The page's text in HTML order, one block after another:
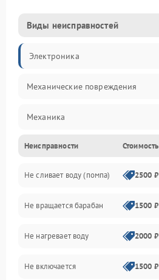
Виды неисправностей
Электроника
Механические повреждения
Механика
Электропитание
Водоснабжение
Слив
Программное обеспечение
Неисправности Стоимость
Не сливает воду (помпа) 2500 ₽
Не вращается барабан 1500 ₽
Не нагревает воду 2000 ₽
Не включается 1500 ₽